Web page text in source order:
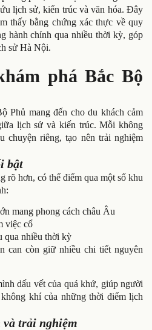
lịch sử, kiến trúc và văn hóa. Đây
thấy bằng chứng xác thực về quy
hành chính qua nhiều thời kỳ, góp
sử Hà Nội.
phá Bắc Bộ
Phủ mang đến cho du khách cảm
lịch sử và kiến trúc. Mỗi không
chuyện riêng, tạo nên trải nghiệm
bật
rõ hơn, có thể điểm qua một số khu
mang phong cách châu Âu
việc cổ
qua nhiều thời kỳ
can còn giữ nhiều chi tiết nguyên
dấu vết của quá khứ, giúp người
khí của những thời điểm lịch
và trải nghiệm